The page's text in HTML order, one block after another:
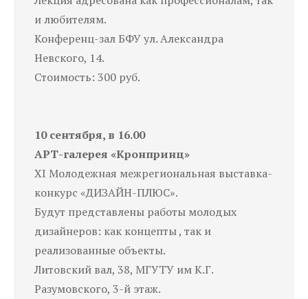
и любителям.
Конференц-зал БФУ ул. Александра
Невского, 14.
Стоимость: 300 руб.
10 сентября, в 16.00
АРТ-галерея «Кронпринц»
XI Молодежная межрегиональная выставка-
конкурс «ДИЗАЙН-ПЛЮС».
Будут представлены работы молодых
дизайнеров: как концепты , так и
реализованные объекты.
Литовский вал, 38, МГУТУ им К.Г.
Разумовского, 3-й этаж.